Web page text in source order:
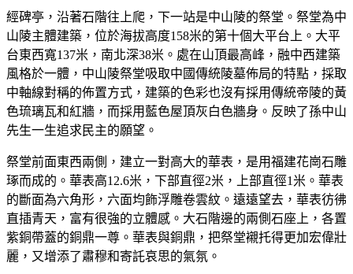
經碑亭，沿著石階往上爬，下一站是中山陵的祭堂。祭堂為中
山陵主體建築，位於海拔高度158米的第十個大平台上。大平
台東西寬137米，南北深38米。處在山頂最高峰，融中西建築
風格於一體，中山陵祭堂吸取中國傳統陵墓佈局的特點，採取
中軸線對稱的佈置方式，建築的色彩也沒有採用傳統帝陵的黃
色琉璃瓦和紅牆，而採用藍色屋頂灰白色牆身。反映了孫中山
先生一生追求民主的願望。
祭堂前面東西兩側，建立一對高大的華表，是用福建花崗石雕
琢而成的。華表高12.6米，下部直徑2米，上部直徑1米。華表
的斷面為六角形，六面均飾浮雕卷雲紋。遠遠望去，華表彷彿
直插青天，富有很強的立體感。大石階邊的兩側石座上，各置
紫銅帶蓋的銅鼎一尊。華表與銅鼎，把祭堂襯托得更加宏偉壯
麗，又增添了肅穆和寄託哀思的氣氛。